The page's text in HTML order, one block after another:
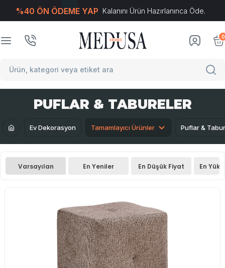
%40 ÖN ÖDEME YAP Kalanını Ürün Hazırlanınca Öde.
0
PUFLAR & TABURELER
Ev Dekorasyon Tamamlayıcı Ürünler Puflar &
Varsayılan En Yeniler En Düşük Fiyat En
T-Soft E-Ticaret Sistemleriyle Hazırlanmıştır.